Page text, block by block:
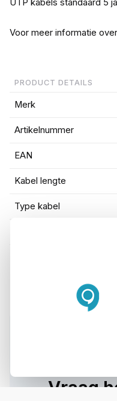
UTP kabels standaard 5
Voor meer informatie
PRODUCT DETAILS
Merk
Artikelnummer
EAN
Kabel lengte
Type kabel
Vraag